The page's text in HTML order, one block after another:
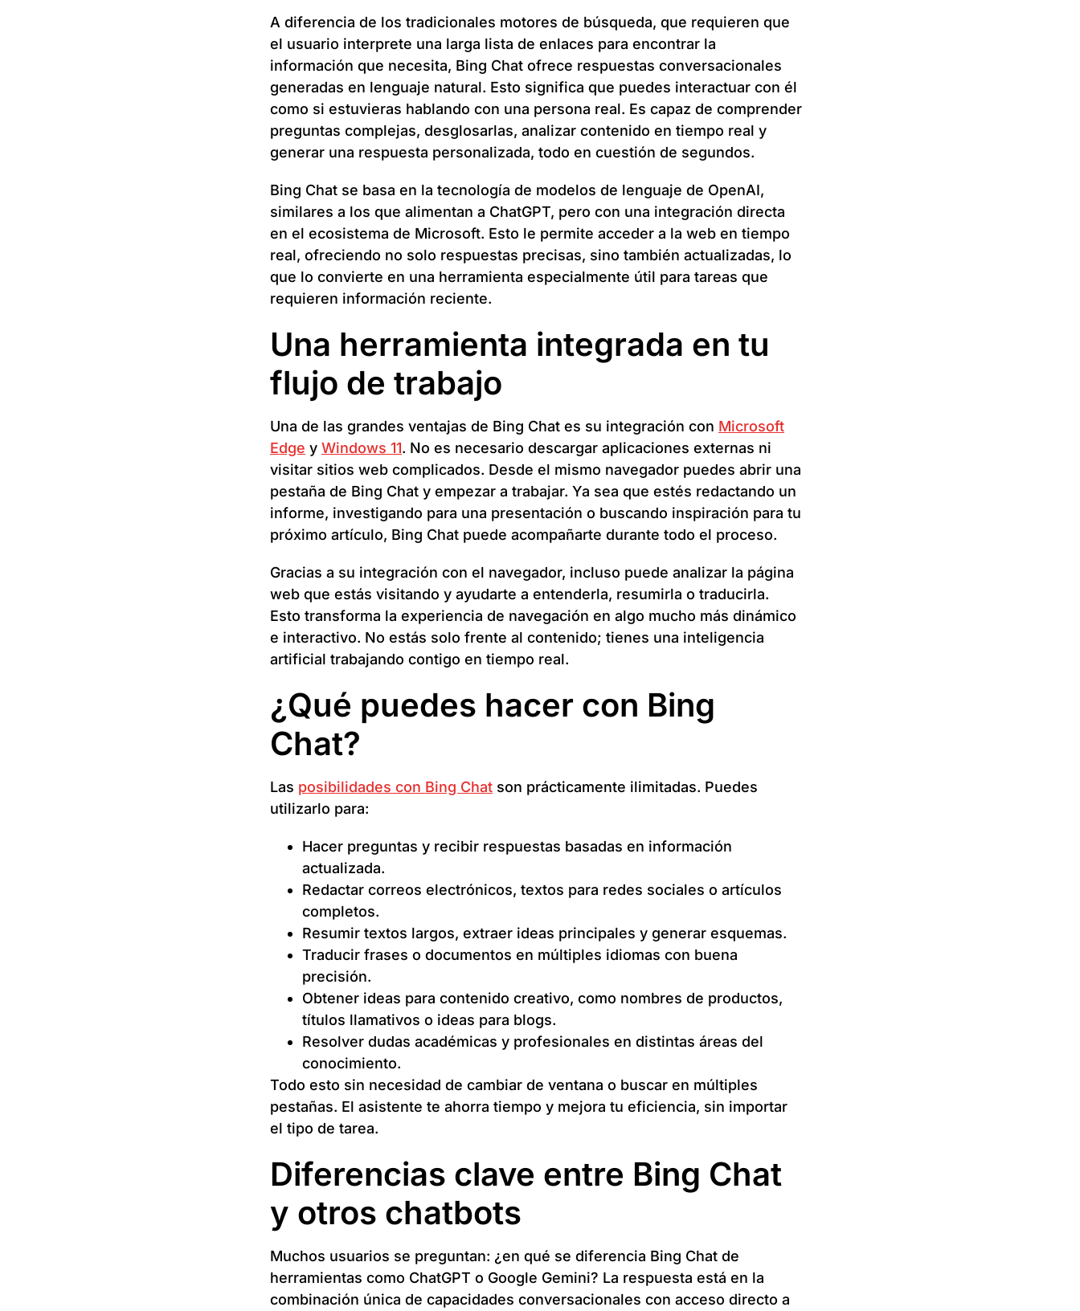
A diferencia de los tradicionales motores de búsqueda, que requieren que
el usuario interprete una larga lista de enlaces para encontrar la
información que necesita, Bing Chat ofrece respuestas conversacionales
generadas en lenguaje natural. Esto significa que puedes interactuar con él
como si estuvieras hablando con una persona real. Es capaz de comprender
preguntas complejas, desglosarlas, analizar contenido en tiempo real y
generar una respuesta personalizada, todo en cuestión de segundos.
Bing Chat se basa en la tecnología de modelos de lenguaje de OpenAI,
similares a los que alimentan a ChatGPT, pero con una integración directa
en el ecosistema de Microsoft. Esto le permite acceder a la web en tiempo
real, ofreciendo no solo respuestas precisas, sino también actualizadas, lo
que lo convierte en una herramienta especialmente útil para tareas que
requieren información reciente.
Una herramienta integrada en tu
flujo de trabajo
Una de las grandes ventajas de Bing Chat es su integración con Microsoft
Edge y Windows 11. No es necesario descargar aplicaciones externas ni
visitar sitios web complicados. Desde el mismo navegador puedes abrir una
pestaña de Bing Chat y empezar a trabajar. Ya sea que estés redactando un
informe, investigando para una presentación o buscando inspiración para tu
próximo artículo, Bing Chat puede acompañarte durante todo el proceso.
Gracias a su integración con el navegador, incluso puede analizar la página
web que estás visitando y ayudarte a entenderla, resumirla o traducirla.
Esto transforma la experiencia de navegación en algo mucho más dinámico
e interactivo. No estás solo frente al contenido; tienes una inteligencia
artificial trabajando contigo en tiempo real.
¿Qué puedes hacer con Bing
Chat?
Las posibilidades con Bing Chat son prácticamente ilimitadas. Puedes
utilizarlo para:
Hacer preguntas y recibir respuestas basadas en información
actualizada.
Redactar correos electrónicos, textos para redes sociales o artículos
completos.
Resumir textos largos, extraer ideas principales y generar esquemas.
Traducir frases o documentos en múltiples idiomas con buena
precisión.
Obtener ideas para contenido creativo, como nombres de productos,
títulos llamativos o ideas para blogs.
Resolver dudas académicas y profesionales en distintas áreas del
conocimiento.
Todo esto sin necesidad de cambiar de ventana o buscar en múltiples
pestañas. El asistente te ahorra tiempo y mejora tu eficiencia, sin importar
el tipo de tarea.
Diferencias clave entre Bing Chat
y otros chatbots
Muchos usuarios se preguntan: ¿en qué se diferencia Bing Chat de
herramientas como ChatGPT o Google Gemini? La respuesta está en la
combinación única de capacidades conversacionales con acceso directo a